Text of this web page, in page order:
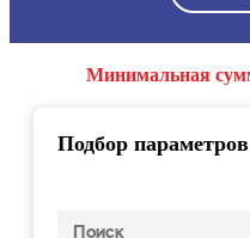
Минимальная
Подбор параметров